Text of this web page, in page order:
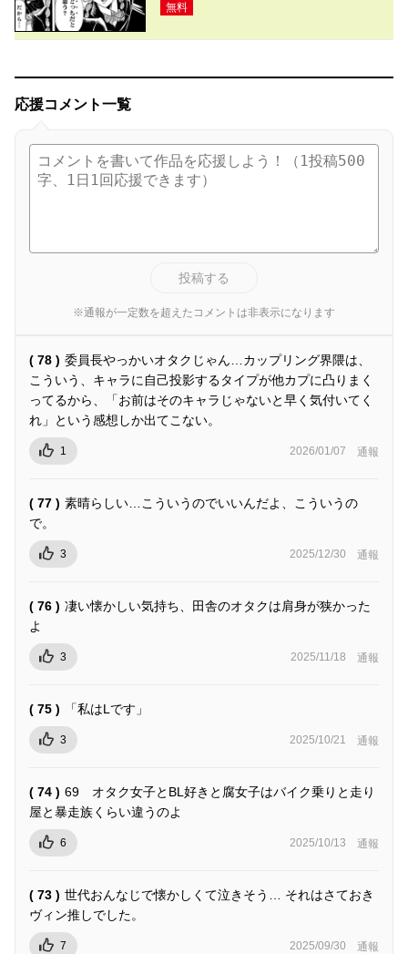
無料
応援コメント一覧
投稿する
※通報が一定数を超えたコメントは非表示になります
( 78 ) 委員長やっかいオタクじゃん…カップリング界隈は、
こういう、キャラに自己投影するタイプが他カプに凸りまく
ってるから、「お前はそのキャラじゃないと早く気付いてく
れ」という感想しか出てこない。
1 2026/01/07 通報
( 77 ) 素晴らしい…こういうのでいいんだよ、こういうの
で。
3 2025/12/30 通報
( 76 ) 凄い懐かしい気持ち、田舎のオタクは肩身が狭かった
よ
3 2025/11/18 通報
( 75 ) 「私はLです」
3 2025/10/21 通報
( 74 ) 69 オタク女子とBL好きと腐女子はバイク乗りと走り
屋と暴走族くらい違うのよ
6 2025/10/13 通報
( 73 ) 世代おんなじで懐かしくて泣きそう… それはさておき
ヴィン推しでした。
7 2025/09/30 通報